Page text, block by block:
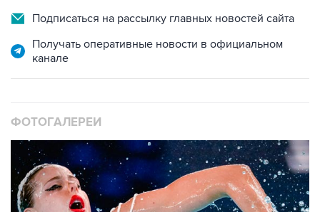
Подписаться на рассылку главных новостей сайта
Получать оперативные новости в официальном
канале
ФОТОГАЛЕРЕИ